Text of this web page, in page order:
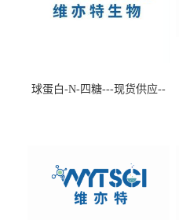
球蛋白-N-四糖---现货供应--